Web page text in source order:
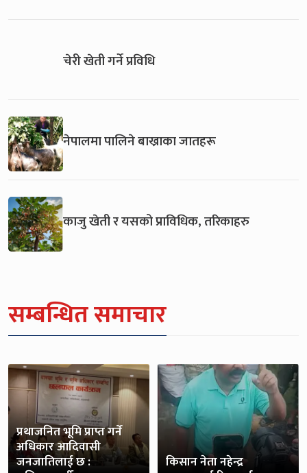
चेरी खेती गर्ने प्रविधि
नेपालमा पालिने बाख्राका जातहरू
काजु खेती र यसको प्राविधिक, तरिकाहरु
सम्बन्धित समाचार
प्रथाजनित भूमि प्राप्त गर्ने
अधिकार आदिवासी
जनजातिलाई छ : किसान नेता नहेन्द्र